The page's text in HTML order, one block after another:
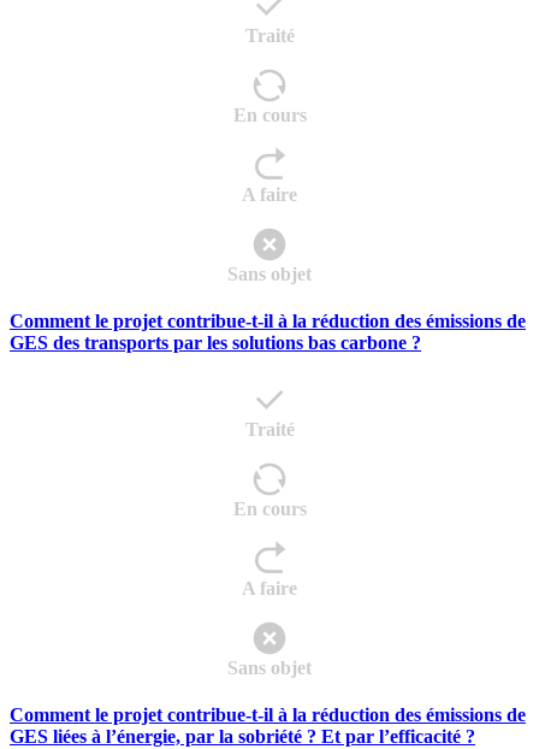
Traité
En cours
A faire
Sans objet
Comment le projet contribue-t-il à la réduction des émissions de
GES des transports par les solutions bas carbone ?
Traité
En cours
A faire
Sans objet
Comment le projet contribue-t-il à la réduction des émissions de
GES liées à l’énergie, par la sobriété ? Et par l’efficacité ?